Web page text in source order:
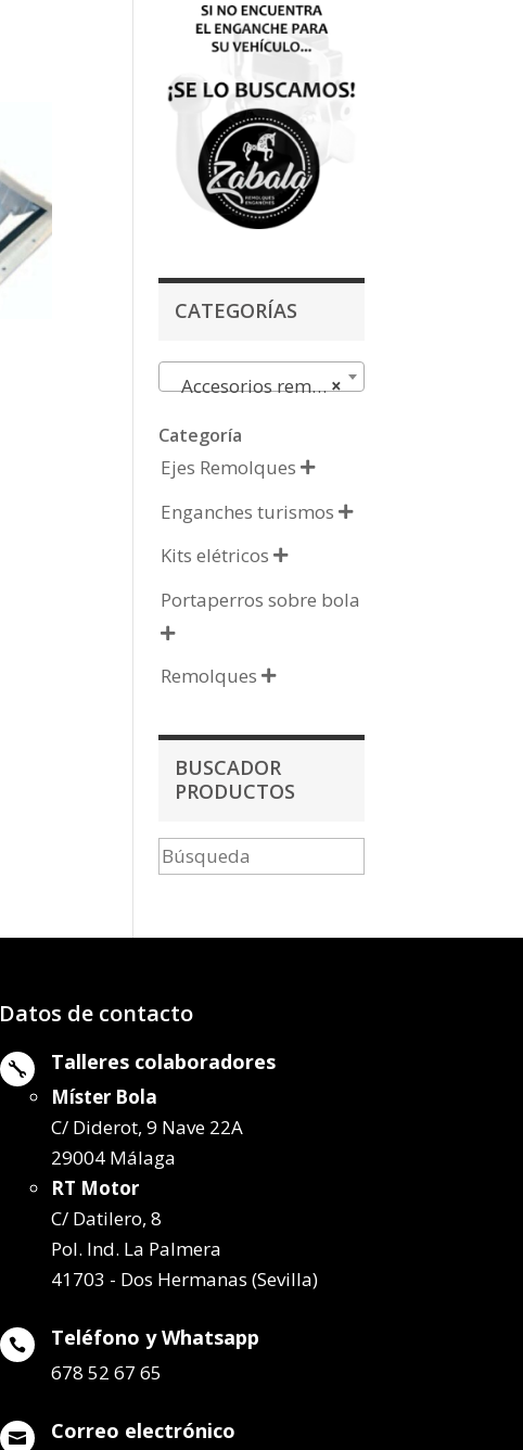
CATEGORÍAS
×
Accesorios remolques
Categoría
Ejes Remolques 
Enganches turismos 
Kits elétricos 
Portaperros sobre bola

Remolques 
BUSCADOR
PRODUCTOS
Datos de contacto
 Talleres colaboradores
Míster Bola
C/ Diderot, 9 Nave 22A
29004 Málaga
RT Motor
C/ Datilero, 8
Pol. Ind. La Palmera
41703 - Dos Hermanas (Sevilla)
 Teléfono y Whatsapp
678 52 67 65
 Correo electrónico